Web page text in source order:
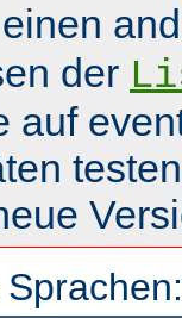
der
auf